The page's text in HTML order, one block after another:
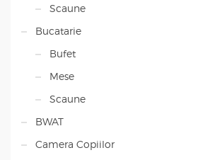
Scaune
Bucatarie
Bufet
Mese
Scaune
BWAT
Camera Copiilor